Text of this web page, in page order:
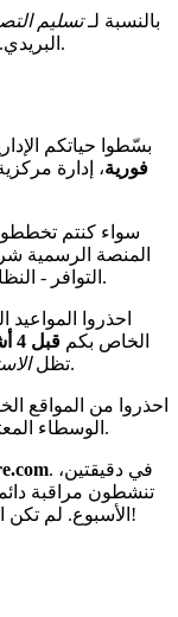
بالنسبة لـتسليم
محدثة لتجنب أي تأخير.
بسّطوا حياتكم
فورية، إدارة
سواء كنتم
المنصة الرسمية
التوافر - النظام ينبهكم بمجرد أن يتوافق موعد مع معاييركم.
طلب ANEF الخاص بكم قبل 4 أشهر من انتهاء صلاحية
تظلمتاحة إذا واجهتم صعوبات تقنية.
احذروا من المواقع
الوسطاء والنوافذ الحكومية.
. في دقيقتين،
تنشطون مراقبة
الأسبوع. لم تكن الكفاءة الإدارية بهذا القدر من الوصول من قبل!